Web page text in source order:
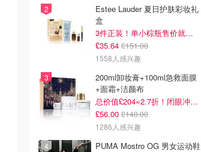
Estee Lauder 夏日护肤彩妆礼
盒
3件正装！单小棕瓶售价就要£65！
£35.64 £151.00
1558人感兴趣
200ml卸妆膏+100ml急救面膜
+面霜+洁颜布
总价值£204=2.7折！闭眼冲这套！
£56.00 £140.00
1286人感兴趣
PUMA Mostro OG 男女运动鞋